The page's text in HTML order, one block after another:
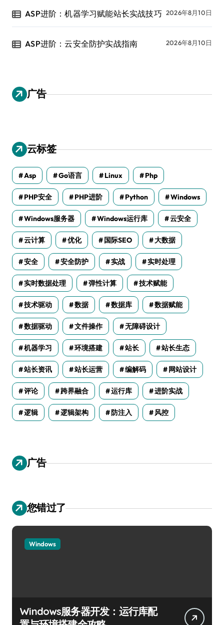
ASP进阶：机器学习赋能站长实战技巧 2026年8月10日
ASP进阶：云安全防护实战指南 2026年8月10日
广告
云标签
Asp Go语言 Linux Php
PHP安全 PHP进阶 Python Windows
Windows服务器 Windows运行库 云安全
云计算 优化 国际SEO 大数据
安全 安全防护 实战 实时处理
实时数据处理 弹性计算 技术赋能
技术驱动 数据 数据库 数据赋能
数据驱动 文件操作 无障碍设计
机器学习 环境搭建 站长 站长生态
站长资讯 站长运营 编解码 网站设计
评论 跨界融合 运行库 进阶实战
逻辑 逻辑架构 防注入 风控
广告
您错过了
Windows
Windows服务器开发：运行库配